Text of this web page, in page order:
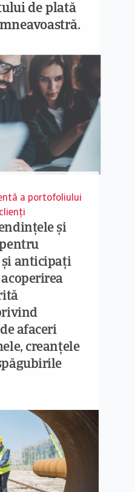
de plată
a portofoliului
și
și anticipați
afaceri
creanțele